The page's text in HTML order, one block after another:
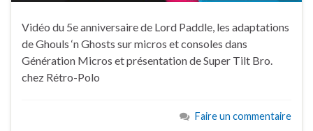
Vidéo du 5e anniversaire de Lord Paddle, les adaptations
de Ghouls ‘n Ghosts sur micros et consoles dans
Génération Micros et présentation de Super Tilt Bro.
chez Rétro-Polo
Faire un commentaire